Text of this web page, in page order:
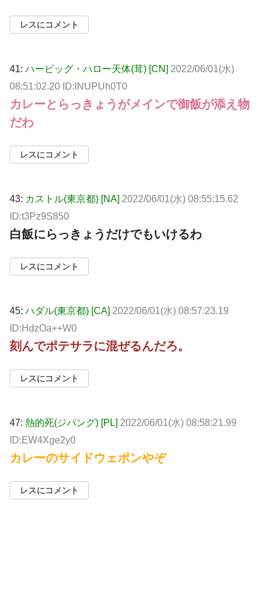
レスにコメント
41: ハービッグ・ハロー天体(茸) [CN] 2022/06/01(水)
08:51:02.20 ID:INUPUh0T0
カレーとらっきょうがメインで御飯が添え物
だわ
レスにコメント
43: カストル(東京都) [NA] 2022/06/01(水) 08:55:15.62
ID:t3Pz9S850
白飯にらっきょうだけでもいけるわ
レスにコメント
45: ハダル(東京都) [CA] 2022/06/01(水) 08:57:23.19
ID:HdzOa++W0
刻んでポテサラに混ぜるんだろ。
レスにコメント
47: 熱的死(ジパング) [PL] 2022/06/01(水) 08:58:21.99
ID:EW4Xge2y0
カレーのサイドウェポンやぞ
レスにコメント